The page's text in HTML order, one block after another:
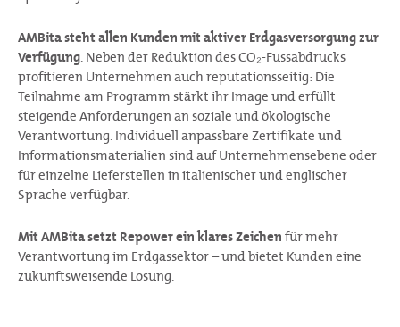
AMBita steht allen Kunden mit aktiver Erdgasversorgung zur
Verfügung. Neben der Reduktion des CO₂-Fussabdrucks
profitieren Unternehmen auch reputationsseitig: Die
Teilnahme am Programm stärkt ihr Image und erfüllt
steigende Anforderungen an soziale und ökologische
Verantwortung. Individuell anpassbare Zertifikate und
Informationsmaterialien sind auf Unternehmensebene oder
für einzelne Lieferstellen in italienischer und englischer
Sprache verfügbar.
Mit AMBita setzt Repower ein klares Zeichen für mehr
Verantwortung im Erdgassektor – und bietet Kunden eine
zukunftsweisende Lösung.